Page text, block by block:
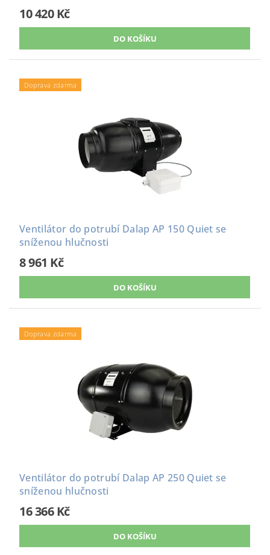
10 420 Kč
Doprava zdarma
Ventilátor do potrubí Dalap AP 150 Quiet se
sníženou hlučnosti
8 961 Kč
Doprava zdarma
Ventilátor do potrubí Dalap AP 250 Quiet se
sníženou hlučnosti
16 366 Kč